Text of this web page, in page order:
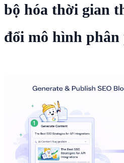
bộ hóa thời gian
đổi mô hình